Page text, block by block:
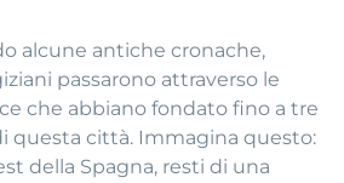
alcune antiche cronache,
passarono attraverso le
che abbiano fondato fino a tre
questa città. Immagina questo:
della Spagna, resti di una